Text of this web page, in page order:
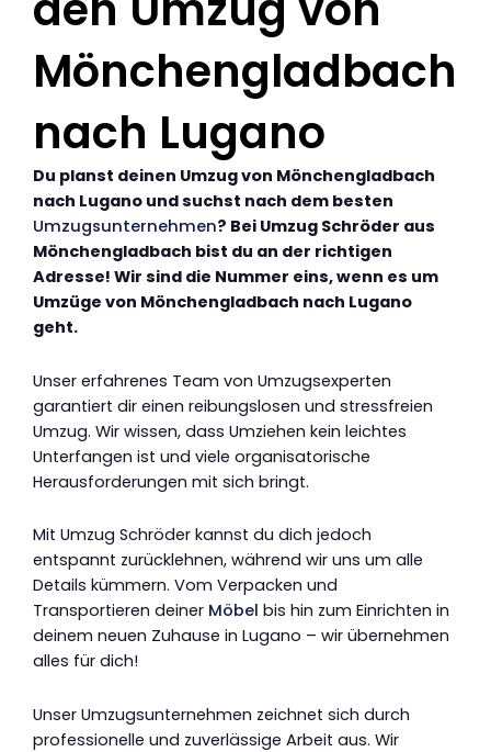
Mönchengladbach
nach Lugano
Du planst deinen Umzug von Mönchengladbach
nach Lugano und suchst nach dem besten
Umzugsunternehmen? Bei Umzug Schröder aus
Mönchengladbach bist du an der richtigen
Adresse! Wir sind die Nummer eins, wenn es um
Umzüge von Mönchengladbach nach Lugano
geht.
Unser erfahrenes Team von Umzugsexperten
garantiert dir einen reibungslosen und stressfreien
Umzug. Wir wissen, dass Umziehen kein leichtes
Unterfangen ist und viele organisatorische
Herausforderungen mit sich bringt.
Mit Umzug Schröder kannst du dich jedoch
entspannt zurücklehnen, während wir uns um alle
Details kümmern. Vom Verpacken und
Transportieren deiner Möbel bis hin zum Einrichten in
deinem neuen Zuhause in Lugano – wir übernehmen
alles für dich!
Unser Umzugsunternehmen zeichnet sich durch
professionelle und zuverlässige Arbeit aus. Wir